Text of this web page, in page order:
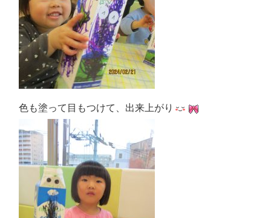
色も塗って目もつけて、出来上がり